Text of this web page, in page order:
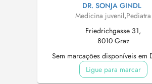
DR. SONJA GINDL
Medicina juvenil,Pediatra
Friedrichgasse 31,
8010 Graz
Sem marcações disponíveis em
Ligue para marcar